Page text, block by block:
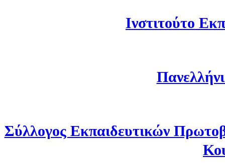
Ινστιτούτο
Σύλλογος Εκπαιδευτικών